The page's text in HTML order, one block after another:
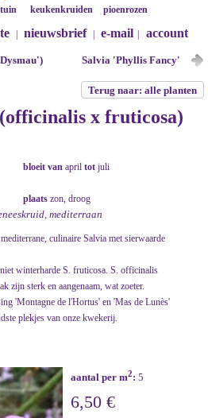
keukenkruiden pioenrozen
nieuwsbrief e-mail account
Salvia 'Phyllis Fancy'
Terug naar: alle planten
x fruticosa)
bloeit van april tot juli
plaats zon, droog
mediterraan
culinaire Salvia met sierwaarde
winterharde S. fruticosa. S. officinalis
zijn sterk en aangenaam, wat zoeter.
'Montagne de l'Hortus' en 'Mas de Lunès'
plekjes van onze kwekerij.
aantal per m2: 5
6,50 €